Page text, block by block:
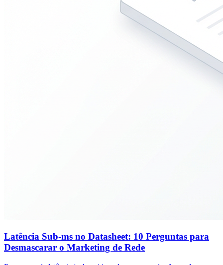
Latência Sub-ms no Datasheet: 10 Perguntas para
Desmascarar o Marketing de Rede